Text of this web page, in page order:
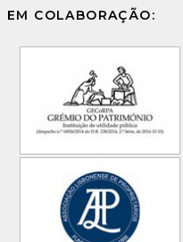
EM COLABORAÇÃO: